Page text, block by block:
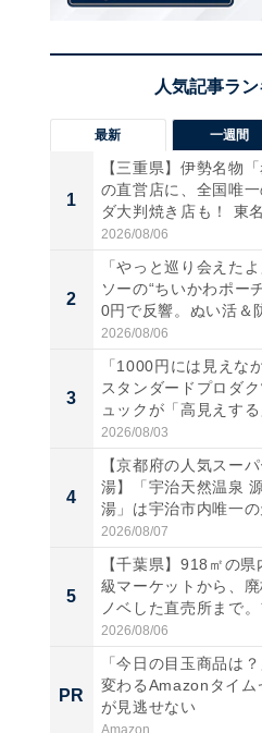
最新 一週間
1
【三重県】伊勢名物「
の直営店に、全国唯一
ダ大判焼き店も！ 東
伊...
2026/08/06
2
「やっと巡り会えた
ソーの“ちいかわポー
0円で反響。ぬい活＆
2026/08/06
3
「1000円には見えな
スタンダードプロダク
ュックが「高見えする
2026/08/03
4
【京都府の人気スー
湯】「宇治天然温泉
湯」は宇治市内唯一の
泉と...
2026/08/07
5
【千葉県】918㎡の県
級マーケットから、廃
ノベした直売所まで
ー...
2026/08/06
PR
「今日の目玉商品は
変わるAmazonタイム
が見逃せない
Amazon